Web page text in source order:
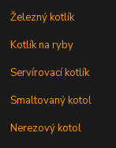
Železný kotlík
Kotlík na ryby
Servírovací kotlík
Smaltovaný kotol
Nerezový kotol